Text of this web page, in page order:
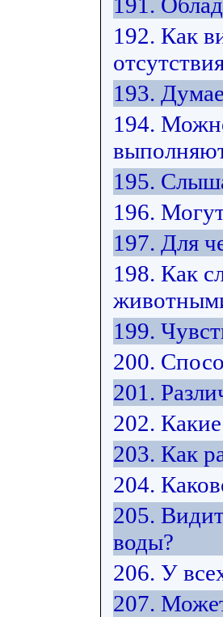
192. Как
193.
194.
195.
196.
197. Для
198. Как
199.
200.
201.
202.
203. Как
204.
205.
воды?
206. У
207.